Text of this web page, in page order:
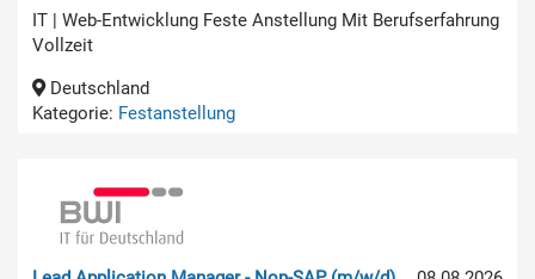
IT | Web-Entwicklung Feste Anstellung Mit Berufserfahrung
Vollzeit
Deutschland
Kategorie: Festanstellung